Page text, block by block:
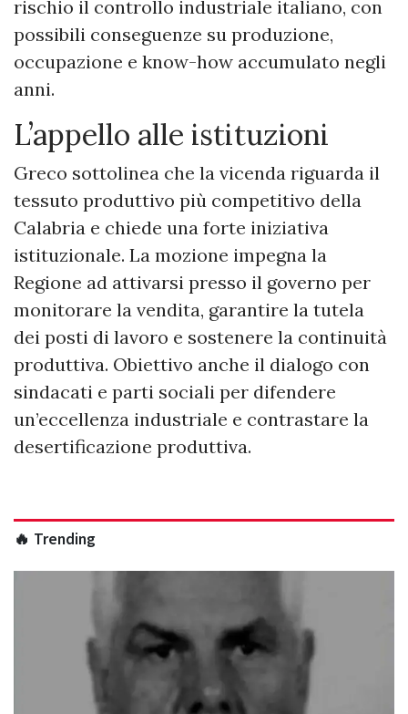
rischio il controllo industriale italiano, con
possibili conseguenze su produzione,
occupazione e know-how accumulato negli
anni.
L’appello alle istituzioni
Greco sottolinea che la vicenda riguarda il
tessuto produttivo più competitivo della
Calabria e chiede una forte iniziativa
istituzionale. La mozione impegna la
Regione ad attivarsi presso il governo per
monitorare la vendita, garantire la tutela
dei posti di lavoro e sostenere la continuità
produttiva. Obiettivo anche il dialogo con
sindacati e parti sociali per difendere
un’eccellenza industriale e contrastare la
desertificazione produttiva.
🔥 Trending